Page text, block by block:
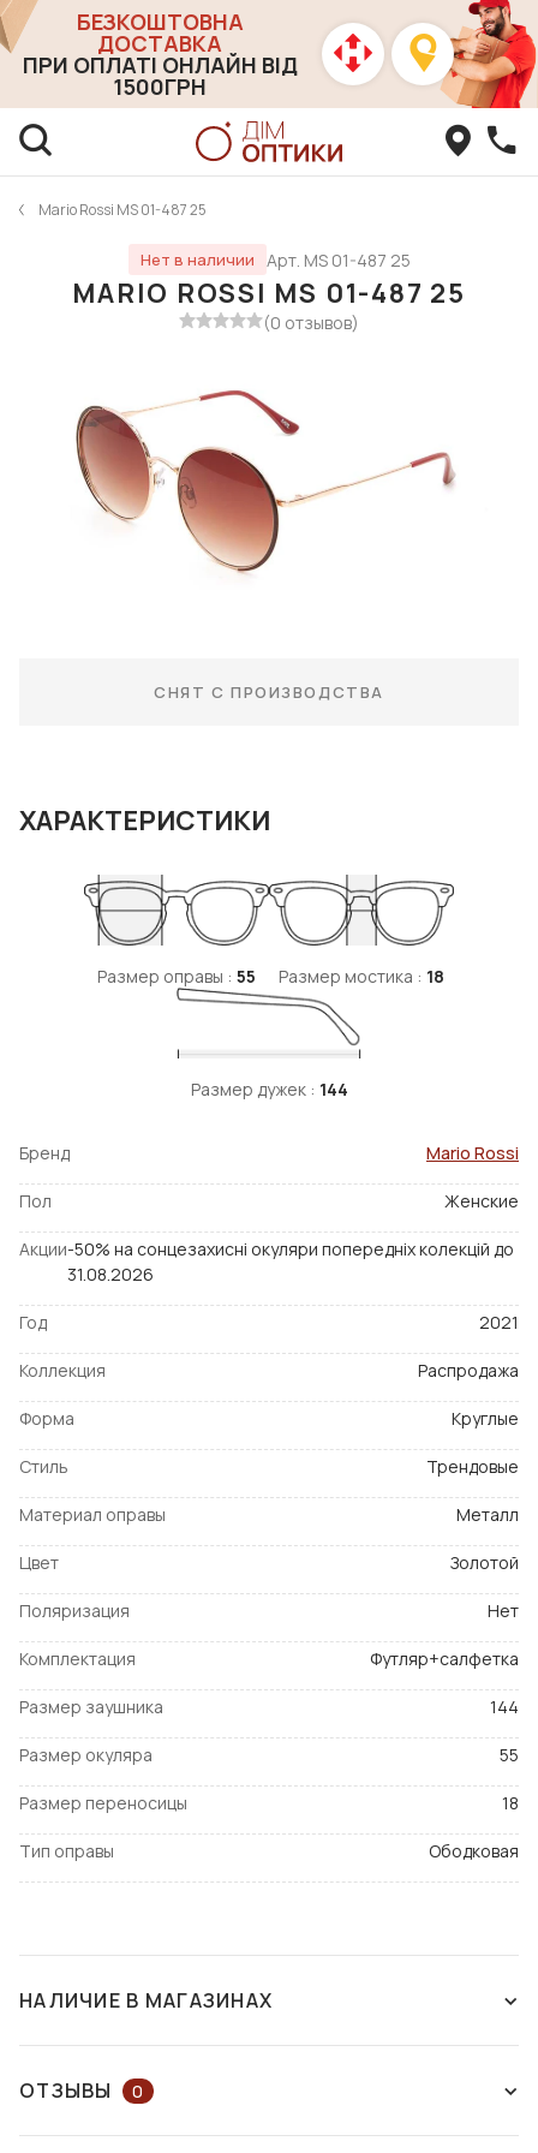
БЕЗКОШТОВНА
ДОСТАВКА
ПРИ ОПЛАТІ ОНЛАЙН ВІД
1500ГРН
Mario Rossi MS 01-487 25
Нет в наличии Арт. MS 01-487 25
MARIO ROSSI MS 01-487 25
(0 отзывов)
СНЯТ С ПРОИЗВОДСТВА
ХАРАКТЕРИСТИКИ
Размер оправы : 55 Размер мостика : 18
Размер дужек : 144
Бренд Mario Rossi
Пол Женские
Акции-50% на сонцезахисні окуляри попередніх колекцій до
31.08.2026
Год 2021
Коллекция Распродажа
Форма Круглые
Стиль Трендовые
Материал оправы Металл
Цвет Золотой
Поляризация Нет
Комплектация Футляр+салфетка
Размер заушника 144
Размер окуляра 55
Размер переносицы 18
Тип оправы Ободковая
НАЛИЧИЕ В МАГАЗИНАХ
ОТЗЫВЫ 0